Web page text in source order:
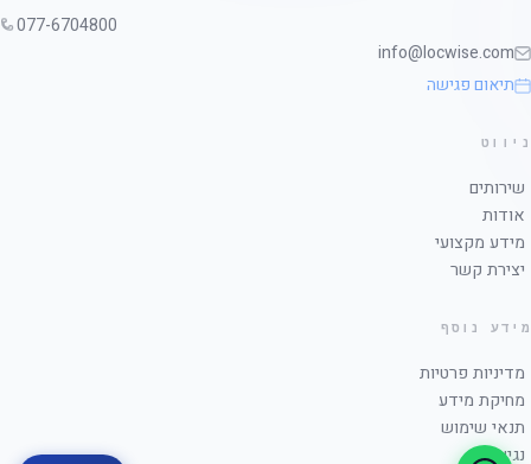
077-6704800
info@locwise.com
תיאום פגישה
ניווט
שירותים
אודות
מידע מקצועי
יצירת קשר
מידע נוסף
מדיניות פרטיות
מחיקת מידע
תנאי שימוש
נגישות